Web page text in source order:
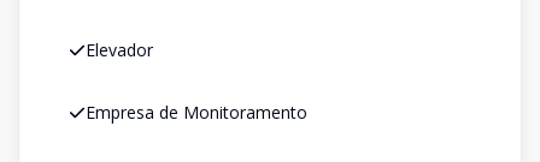
Elevador
Empresa de Monitoramento